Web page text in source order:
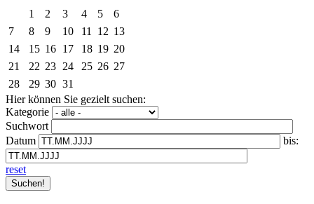
1
2 3 4 5
6
7
8 9 10 11 12 13
14
15 16 17 18 19 20
21
22 23 24 25 26 27
28
29 30 31
Hier können Sie gezielt suchen:
Kategorie
Suchwort
Datum
bis:
reset